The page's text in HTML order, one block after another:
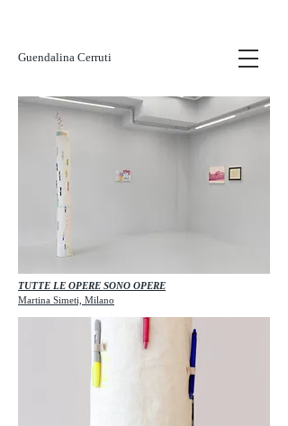
Guendalina Cerruti
TUTTE LE OPERE SONO OPERE
Martina Simeti, Milano